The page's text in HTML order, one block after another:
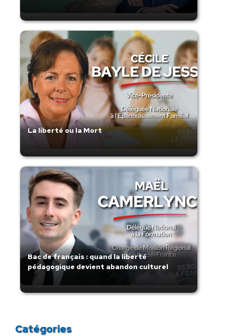
La liberté ou la Mort
Bac de français : quand la liberté
pédagogique devient abandon culturel
Catégories